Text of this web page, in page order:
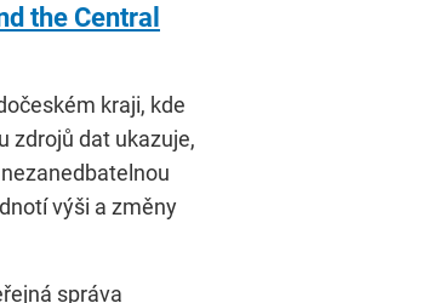
the Central
kraji, kde
zdrojů dat ukazuje,
výši a změny
správa